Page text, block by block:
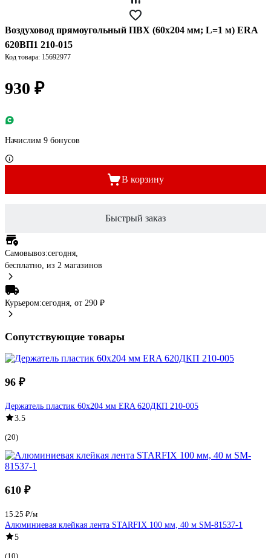
Воздуховод прямоугольный ПВХ (60х204 мм; L=1 м) ERA
620ВП1 210-015
Код товара: 15692977
930 ₽
Начислим 9 бонусов
В корзину
Быстрый заказ
Самовывоз:сегодня,
бесплатно, из 2 магазинов
Курьером:сегодня, от 290 ₽
Сопутствующие товары
96 ₽
Держатель пластик 60х204 мм ERA 620ДКП 210-005
3.5
(20)
610 ₽
15.25 ₽/м
Алюминиевая клейкая лента STARFIX 100 мм, 40 м SM-81537-1
5
(10)